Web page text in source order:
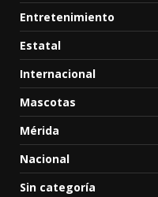
Entretenimiento
Estatal
Internacional
Mascotas
Mérida
Nacional
Sin categoría